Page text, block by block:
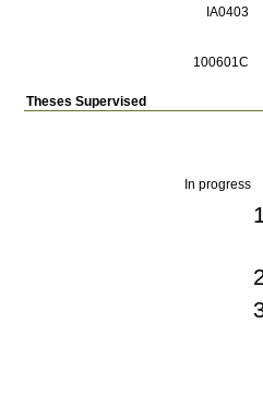
ΙΑ0403
100601C
Theses Supervised
In progress